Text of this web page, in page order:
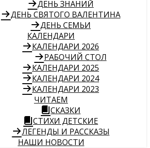
ДЕНЬ ЗНАНИЙ
ДЕНЬ СВЯТОГО ВАЛЕНТИНА
ДЕНЬ СЕМЬИ
КАЛЕНДАРИ
КАЛЕНДАРИ 2026
РАБОЧИЙ СТОЛ
КАЛЕНДАРИ 2025
КАЛЕНДАРИ 2024
КАЛЕНДАРИ 2023
ЧИТАЕМ
СКАЗКИ
СТИХИ ДЕТСКИЕ
ЛЕГЕНДЫ И РАССКАЗЫ
НАШИ НОВОСТИ